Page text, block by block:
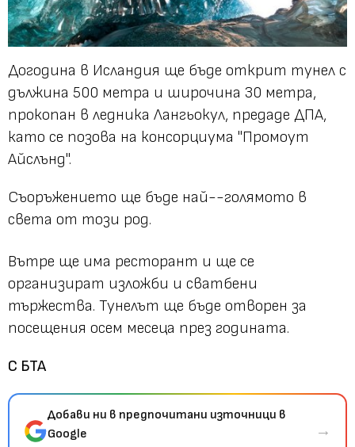
Догодина в Исландия ще бъде открит тунел с
дължина 500 метра и широчина 30 метра,
прокопан в ледника Лангьокул, предаде ДПА,
като се позова на консорциума "Промоут
Айслънд".
Съоръжението ще бъде най--голямото в
света от този род.
Вътре ще има ресторант и ще се
организират изложби и сватбени
тържества. Тунелът ще бъде отворен за
посещения осем месеца през годината.
С БТА
Добави ни в предпочитани източници в
Google
→